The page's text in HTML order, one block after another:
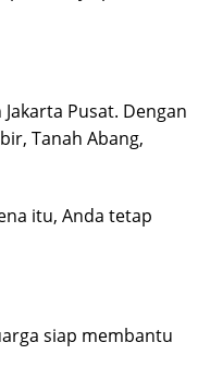
Pusat. Dengan
Tanah Abang,
itu, Anda tetap
siap membantu